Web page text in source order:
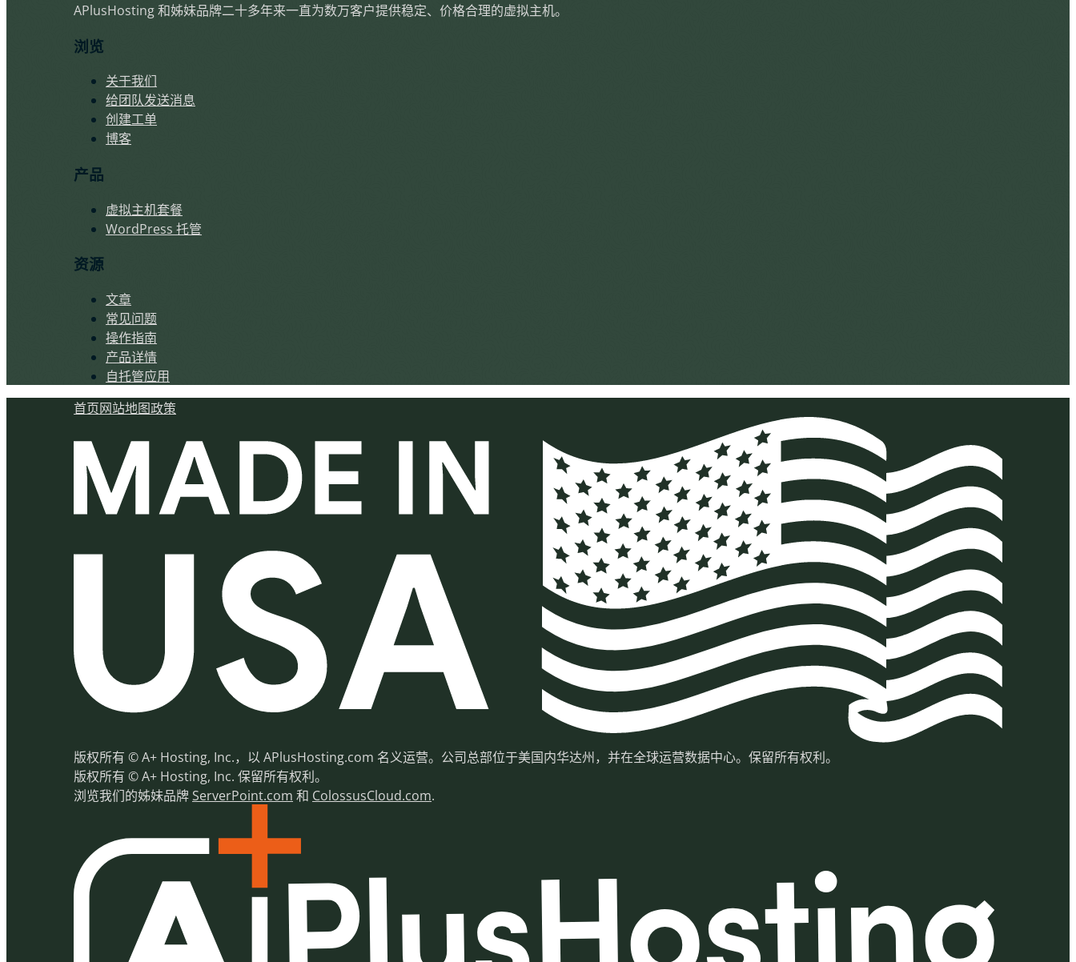
APlusHosting 和姊妹品牌二十多年来一直为数万客户提供稳定、价格合理的虚拟主机。
浏览
关于我们
给团队发送消息
创建工单
博客
产品
虚拟主机套餐
WordPress 托管
资源
文章
常见问题
操作指南
产品详情
自托管应用
首页网站地图政策
版权所有 © A+ Hosting, Inc.，以 APlusHosting.com 名义运营。公司总部位于美国内华达州，并在全球运营数据中心。保留所有权利。
版权所有 © A+ Hosting, Inc. 保留所有权利。
浏览我们的姊妹品牌ServerPoint.com 和 ColossusCloud.com.